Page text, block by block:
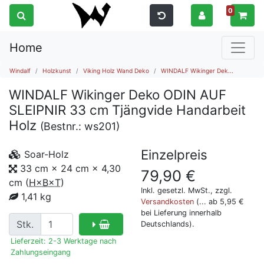
0
Home
Windalf Holzkunst Viking Holz Wand Deko WINDALF Wikinger Dek...
WINDALF Wikinger Deko ODIN AUF
SLEIPNIR 33 cm Tjängvide Handarbeit
Holz (Bestnr.: ws201)
Soar-Holz
33 cm × 24 cm × 4,30
cm (H×B×T)
1,41 kg
Stk.
Lieferzeit: 2-3 Werktage nach
Zahlungseingang
Einzelpreis
79,90 €
Inkl. gesetzl. MwSt., zzgl.
Versandkosten (... ab 5,95 €
bei Lieferung innerhalb
Deutschlands).